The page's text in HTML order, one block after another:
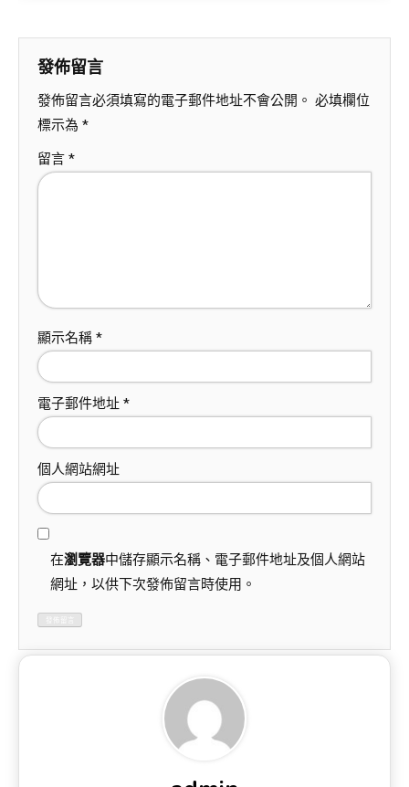
發佈留言
發佈留言必須填寫的電子郵件地址不會公開。 必填欄位
標示為 *
留言 *
顯示名稱 *
電子郵件地址 *
個人網站網址
在瀏覽器中儲存顯示名稱、電子郵件地址及個人網站
網址，以供下次發佈留言時使用。